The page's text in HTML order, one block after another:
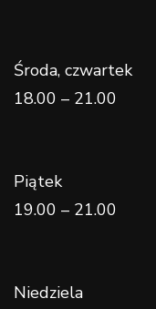
Środa, czwartek
18.00 – 21.00
Piątek
19.00 – 21.00
Niedziela